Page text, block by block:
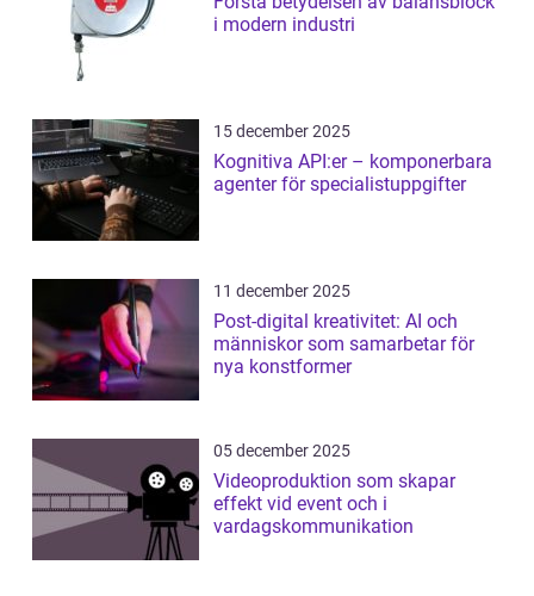
i modern industri
15 december 2025
Kognitiva API:er – komponerbara
agenter för specialistuppgifter
11 december 2025
Post-digital kreativitet: AI och
människor som samarbetar för
nya konstformer
05 december 2025
Videoproduktion som skapar
effekt vid event och i
vardagskommunikation